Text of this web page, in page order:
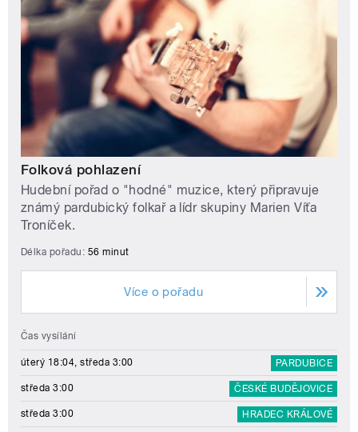
Folková pohlazení
Hudební pořad o "hodné" muzice, který připravuje
známý pardubický folkař a lídr skupiny Marien Víťa
Troníček.
Délka pořadu: 56 minut
Více o pořadu
Čas vysílání
úterý 18:04, středa 3:00 PARDUBICE
středa 3:00 ČESKÉ BUDĚJOVICE
středa 3:00 HRADEC KRÁLOVÉ